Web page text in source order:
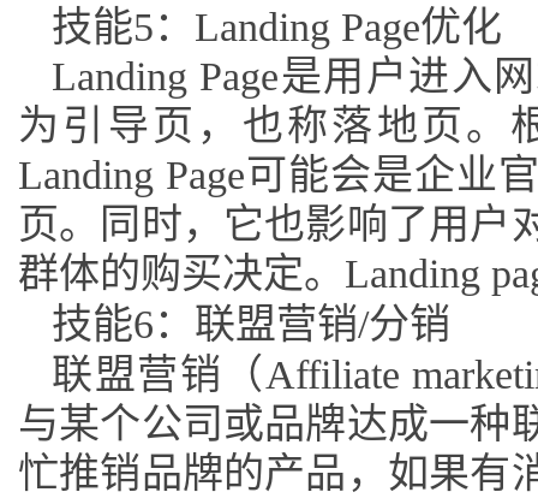
技能5：Landing Page优化
Landing Page是用户进入
为引导页，也称落地页。
Landing Page可能会是企业
页。同时，它也影响了用户
群体的购买决定。Landing
技能6：联盟营销/分销
联盟营销（Affiliate
与某个公司或品牌达成一种
忙推销品牌的产品，如果有